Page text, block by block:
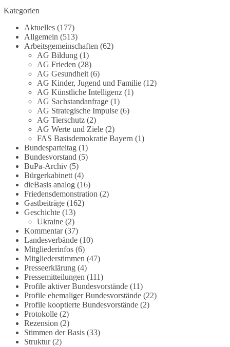
Vorhaben war bis zur Veröffentlichung von
🟩🟩🟦🟦🟥🟥🟧🟧
Versorgungssicherheit ist keine Nebensache. Sie
ist Voraussetzung für Freiheit, Wirtschaft und den
Alltag der Menschen.
dieBasis steht für eine bezahlbare, sichere und
unabhängige Energieversorgung.
Eine resiliente Gesellschaft erkennt man nicht
daran, wie sie Strommangel verwaltet, sondern
daran, wie sie ihn verhindert!
Quellen:https://apollo-news.net/geheimplan-
energiekrise-bundesnetzagentur-bereitet-sich-auf-
strommangel-ueber-mehrere-tage-bis-wochen-vor/
und
https://www.merkur.de/deutschland/der-
geheimplan-gegen-stromausfalle-der-
bundesnetzagentur-zr-94423201.html?
utm_source=chatgpt.com
🟩🟩🟦🟦🟥🟥🟧🟧
Wieder ein Beispiel dafür, warum wir 1 Milliarde
für freie Medien fordern sollten: 👉 Jetzt Petition
unterzeichnen
#dieBasis #Energie #Versorgungssicherheit
#Infrastruktur #Technologieoffen
Kategorien
Aktuelles(177)
Allgemein (513)
Arbeitsgemeinschaften (62)
AG Bildung(1)
AG Frieden (28)
AG Gesundheit(6)
AG Kinder, Jugend und Familie(12)
AG Künstliche Intelligenz(1)
AG Sachstandanfrage(1)
AG Strategische Impulse(6)
AG Tierschutz(2)
AG Werte und Ziele(2)
FAS Basisdemokratie Bayern (1)
Bundesparteitag(1)
Bundesvorstand (5)
BuPa-Archiv(5)
Bürgerkabinett(4)
dieBasis analog(16)
Friedensdemonstration (2)
Gastbeiträge(162)
Geschichte(13)
Ukraine(2)
Kommentar(37)
Landesverbände(10)
Mitgliederinfos(6)
Mitgliederstimmen (47)
Presseerklärung(4)
Pressemitteilungen (111)
Profile aktiver Bundesvorstände(11)
Profile ehemaliger Bundesvorstände(22)
Profile kooptierte Bundesvorstände(2)
Protokolle(2)
Rezension (2)
Stimmen der Basis(33)
Struktur(2)